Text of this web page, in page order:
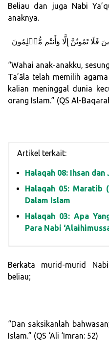
Beliau dan juga Nabi
anaknya.
تَمُوتُنَّ إِلَّا وَأَنتُم مُّسۡلِمُونَ
“Wahai anak-anakku,
Ta’āla telah memilih
kalian meninggal dunia
orang Islam.” (QS Al-
Artikel terkait:
Halaqah 08: Ihsan dan
Halaqah 05: Maratib
Dalam Islam
Halaqah 03: Apa
Para Nabi
Berkata murid-murid
beliau;
“Dan saksikanlah
Islam.” (QS ‘Ali ‘Imran: 52)